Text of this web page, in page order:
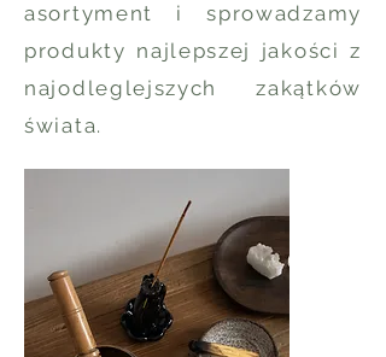
asortyment i sprowadzamy
produkty najlepszej jakości z
najodleglejszych zakątków
świata.